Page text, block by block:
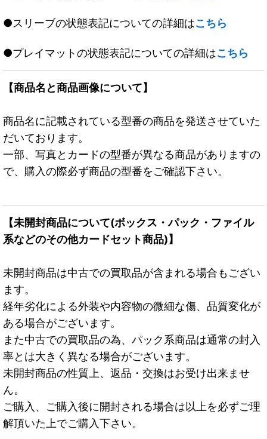
●スリーブの状態表記についての詳細はこちら
●プレイマットの状態表記についての詳細はこちら
【商品名と商品画像について】
商品名に記載されている型番の商品を発送させていた
だいております。
一部、写真とカードの型番が異なる商品がありますの
で、購入の際必ず商品の型番をご確認下さい。
【未開封商品について(ボックス・パック・ファイル
系などのその他カードセット商品)】
未開封商品は中古での買取品が含まれる場合もござい
ます。
経年劣化による外装や内容物の微細な傷、品質変化が
ある場合がございます。
また中古での買取品の為、パック系商品は通常の封入
率とは大きく異なる場合がございます。
未開封商品の性質上、返品・交換はお受け出来ませ
ん。
ご購入、ご購入後に開封される場合は以上を必ずご理
解頂いた上でご購入下さい。